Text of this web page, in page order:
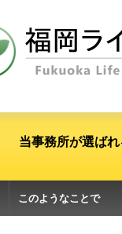
当事務所が選ば
このようなことで